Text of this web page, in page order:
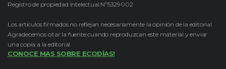
Registro de propiedad intelectual Nº5329002
Los artículos firmados no reflejan necesariamente la opinión de la editorial.
Agradecemos citar la fuente cuando reproduzcan este material y enviar
una copia a la editorial.
CONOCE MAS SOBRE ECODÍAS!